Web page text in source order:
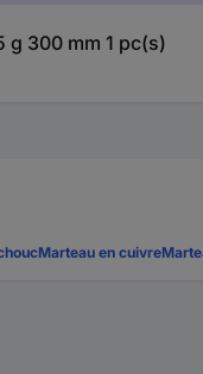
g 300 mm 1 pc(s)
Marteau en cuivre